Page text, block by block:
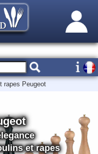
rapes Peugeot
et rapes